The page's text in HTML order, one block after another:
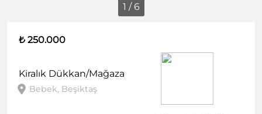
1 / 6
₺ 250.000
Kiralık Dükkan/Mağaza
Bebek, Beşiktaş